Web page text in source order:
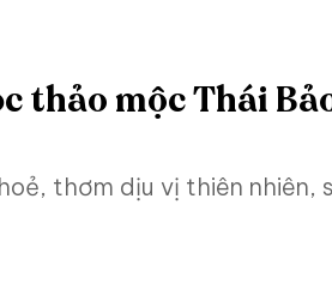
thảo mộc Thái
thơm dịu vị thiên nhiên,